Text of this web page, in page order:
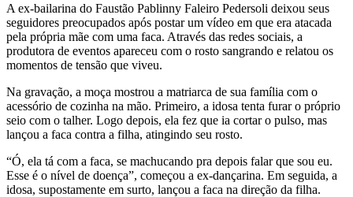
A ex-bailarina do Faustão Pablinny Faleiro Pedersoli deixou seus
seguidores preocupados após postar um vídeo em que era atacada
pela própria mãe com uma faca. Através das redes sociais, a
produtora de eventos apareceu com o rosto sangrando e relatou os
momentos de tensão que viveu.
Na gravação, a moça mostrou a matriarca de sua família com o
acessório de cozinha na mão. Primeiro, a idosa tenta furar o próprio
seio com o talher. Logo depois, ela fez que ia cortar o pulso, mas
lançou a faca contra a filha, atingindo seu rosto.
“Ó, ela tá com a faca, se machucando pra depois falar que sou eu.
Esse é o nível de doença”, começou a ex-dançarina. Em seguida, a
idosa, supostamente em surto, lançou a faca na direção da filha.